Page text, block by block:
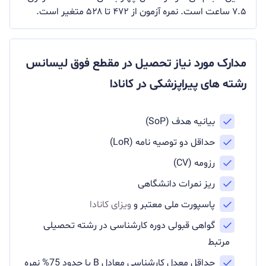
۷.۵ ساعت است. نمره آزمون از ۴۷۲ تا ۵۲۸ متغیر است.
مدارک مورد نیاز تحصیل در مقطع فوق لیسانس
رشته های پیراپزشکی در کانادا
بیانیه هدف (SoP)
حداقل دو توصیه نامه (LoR)
رزومه (CV)
ریز نمرات دانشگاهی
پاسپورت ملی معتبر و ویزای کانادا
گواهی قبولی دوره کارشناسی در رشته تحصیلی
مرتبط
حداقل معدل کارشناسی معادل B یا حدود 75% نمره